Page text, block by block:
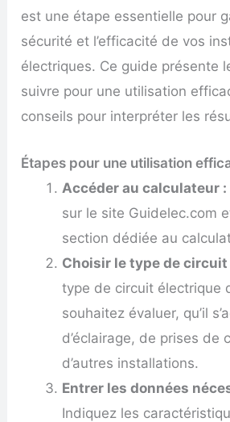
est une étape essentielle pour
sécurité et l’efficacité de vos
électriques. Ce guide présente
suivre pour une utilisation
conseils pour interpréter les
Étapes pour une utilisation
Accéder au calculateur :
sur le site Guidelec.com
section dédiée au
Choisir le type de circuit
type de circuit électrique
souhaitez évaluer, qu’il
d’éclairage, de prises de
d’autres installations.
Entrer les données
Indiquez les